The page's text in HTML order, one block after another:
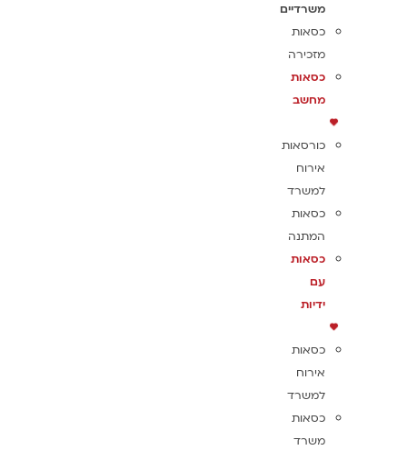
משרדיים
כסאות
מזכירה
כסאות
מחשב
כורסאות
אירוח
למשרד
כסאות
המתנה
כסאות
עם
ידיות
כסאות
אירוח
למשרד
כסאות
משרד